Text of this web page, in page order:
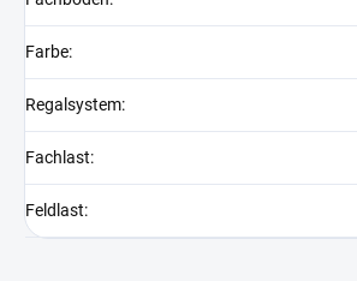
Farbe:
Regalsystem:
Fachlast:
Feldlast: